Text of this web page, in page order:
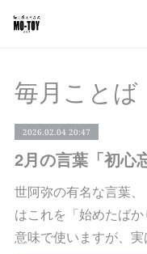
毎月ことば
2026.02.04 20:47
2月の言葉「初心
世阿弥の有名な言葉
はこれを「始めたば
意味で使いますが、